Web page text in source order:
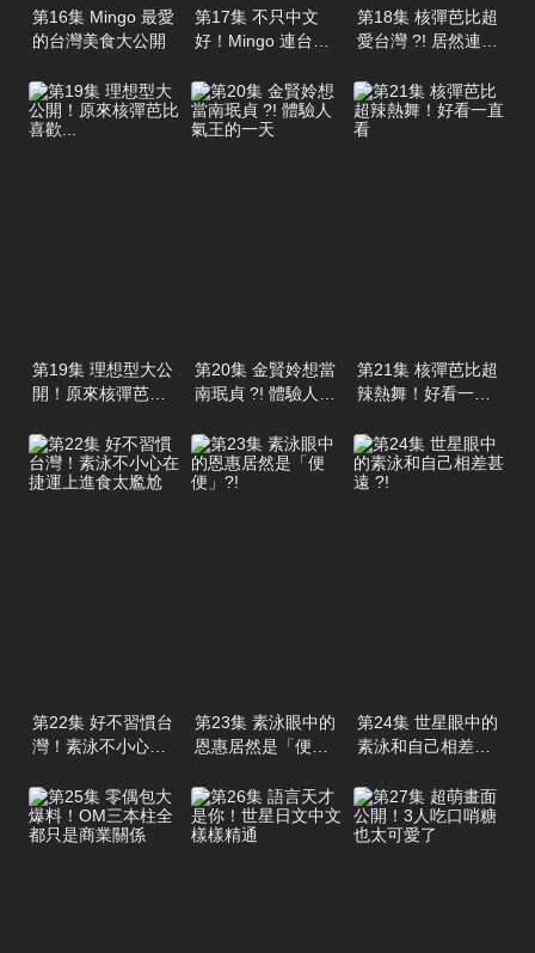
第16集 Mingo 最愛
的台灣美食大公開
第17集 不只中文
好！Mingo 連台語
第18集 核彈芭比超
愛台灣 ?! 居然連這
第19集 理想型大公
開！原來核彈芭比
第20集 金賢姈想當
南珉貞 ?! 體驗人氣
第21集 核彈芭比超
辣熱舞！好看一直
第22集 好不習慣台
灣！素泳不小心在
第23集 素泳眼中的
恩惠居然是「便
第24集 世星眼中的
素泳和自己相差甚